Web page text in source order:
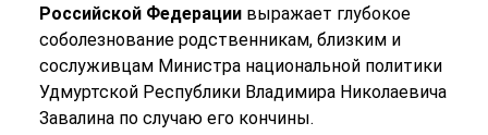
Российской Федерации выражает глубокое
соболезнование родственникам, близким и
сослуживцам Министра национальной политики
Удмуртской Республики Владимира Николаевича
Завалина по случаю его кончины.